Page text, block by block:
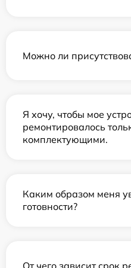
Можно ли
Я хочу, чтобы мое
ремонтировалось
комплектующими.
Каким образом меня
готовности?
От чего зависит срок